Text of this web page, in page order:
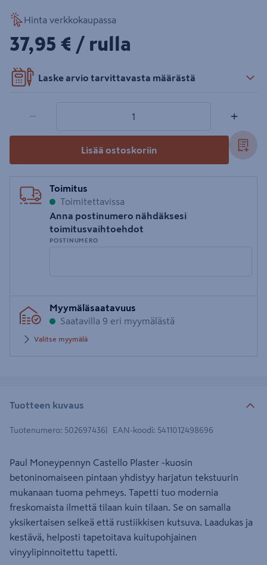
Hinta verkkokaupassa
37,95€/rulla
37,95 € / rulla
Laske arvio tarvittavasta määrästä
− +
Lisää ostoskoriin
Toimitus
Toimitettavissa
Anna postinumero nähdäksesi
toimitusvaihtoehdot
POSTINUMERO
postinumero
Myymäläsaatavuus
Saatavilla 9 eri myymälästä
Valitse myymälä
Tuotteen kuvaus
Tuotenumero: 502697436 EAN-koodi: 5411012498696
Paul Moneypennyn Castello Plaster -kuosin
betoninomaiseen pintaan yhdistyy harjatun tekstuurin
mukanaan tuoma pehmeys. Tapetti tuo modernia
freskomaista ilmettä tilaan kuin tilaan. Se on samalla
yksikertaisen selkeä että rustiikkisen kutsuva. Laadukas ja
kestävä, helposti tapetoitava kuitupohjainen
vinyylipinnoitettu tapetti.